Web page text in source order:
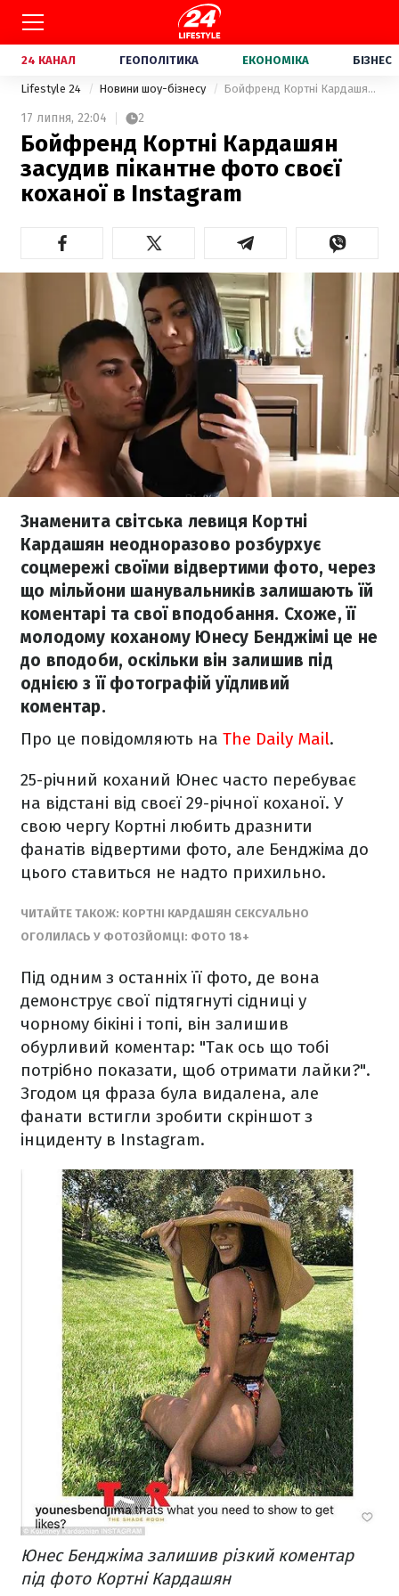
24 КАНАЛ ГЕОПОЛІТИКА ЕКОНОМІКА БІЗНЕС
Lifestyle 24 Новини шоу-бізнесу Бойфренд Кортні Кардашян засудив пікантне фото своєї коханої в Instagram
17 липня, 22:04 2
Бойфренд Кортні Кардашян
засудив пікантне фото своєї
коханої в Instagram
Знаменита світська левиця Кортні
Кардашян неодноразово розбурхує
соцмережі своїми відвертими фото, через
що мільйони шанувальників залишають їй
коментарі та свої вподобання. Схоже, її
молодому коханому Юнесу Бенджімі це не
до вподоби, оскільки він залишив під
однією з її фотографій уїдливий
коментар.
Про це повідомляють на The Daily Mail.
25-річний коханий Юнес часто перебуває
на відстані від своєї 29-річної коханої. У
свою чергу Кортні любить дразнити
фанатів відвертими фото, але Бенджіма до
цього ставиться не надто прихильно.
ЧИТАЙТЕ ТАКОЖ: КОРТНІ КАРДАШЯН СЕКСУАЛЬНО
ОГОЛИЛАСЬ У ФОТОЗЙОМЦІ: ФОТО 18+
Під одним з останніх її фото, де вона
демонструє свої підтягнуті сідниці у
чорному бікіні і топі, він залишив
обурливий коментар: "Так ось що тобі
потрібно показати, щоб отримати лайки?".
Згодом ця фраза була видалена, але
фанати встигли зробити скріншот з
інциденту в Instagram.
Юнес Бенджіма залишив різкий коментар
під фото Кортні Кардашян